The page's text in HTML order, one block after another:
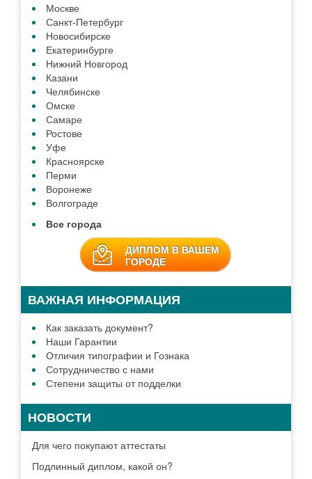
Москве
Санкт-Петербург
Новосибирске
Екатеринбурге
Нижний Новгород
Казани
Челябинске
Омске
Самаре
Ростове
Уфе
Красноярске
Перми
Воронеже
Волгограде
Все города
ДИПЛОМ В ВАШЕМ
ГОРОДЕ
ВАЖНАЯ ИНФОРМАЦИЯ
Как заказать документ?
Наши Гарантии
Отличия типографии и Гознака
Сотрудничество с нами
Степени защиты от подделки
НОВОСТИ
Для чего покупают аттестаты
Подлинный диплом, какой он?